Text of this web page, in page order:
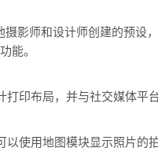
影师和设计师创建的预设
能。
印布局，并与社交媒体平
使用地图模块显示照片的拍